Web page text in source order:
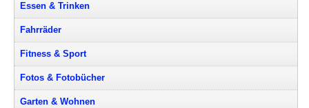
Essen & Trinken
Fahrräder
Fitness & Sport
Fotos & Fotobücher
Garten & Wohnen